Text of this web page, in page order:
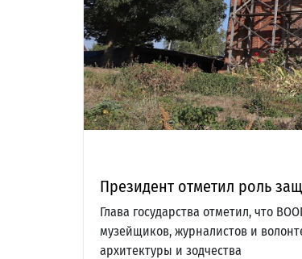
Президент отметил роль
Глава государства отметил, что
музейщиков, журналистов и
архитектуры и зодчества